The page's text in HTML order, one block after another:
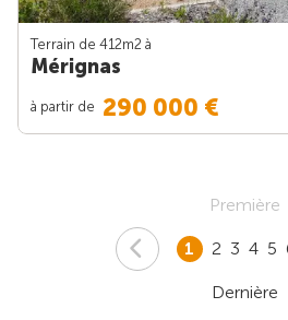
Terrain de 412m2 à
Mérignas
à partir de 290 000 €
Première
1 2 3 4 5
Dernière